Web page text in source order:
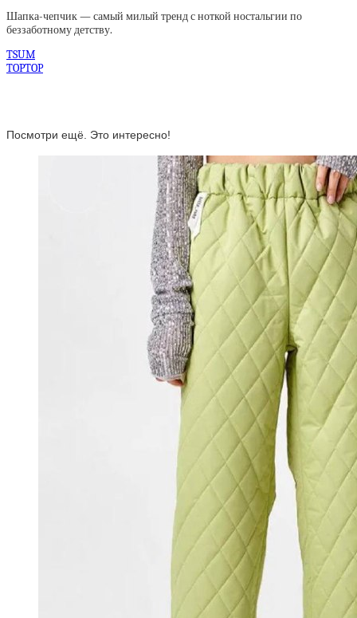
Шапка-чепчик — самый милый тренд с ноткой ностальгии по
беззаботному детству.
TSUM
TOPTOP
Посмотри ещё. Это интересно!